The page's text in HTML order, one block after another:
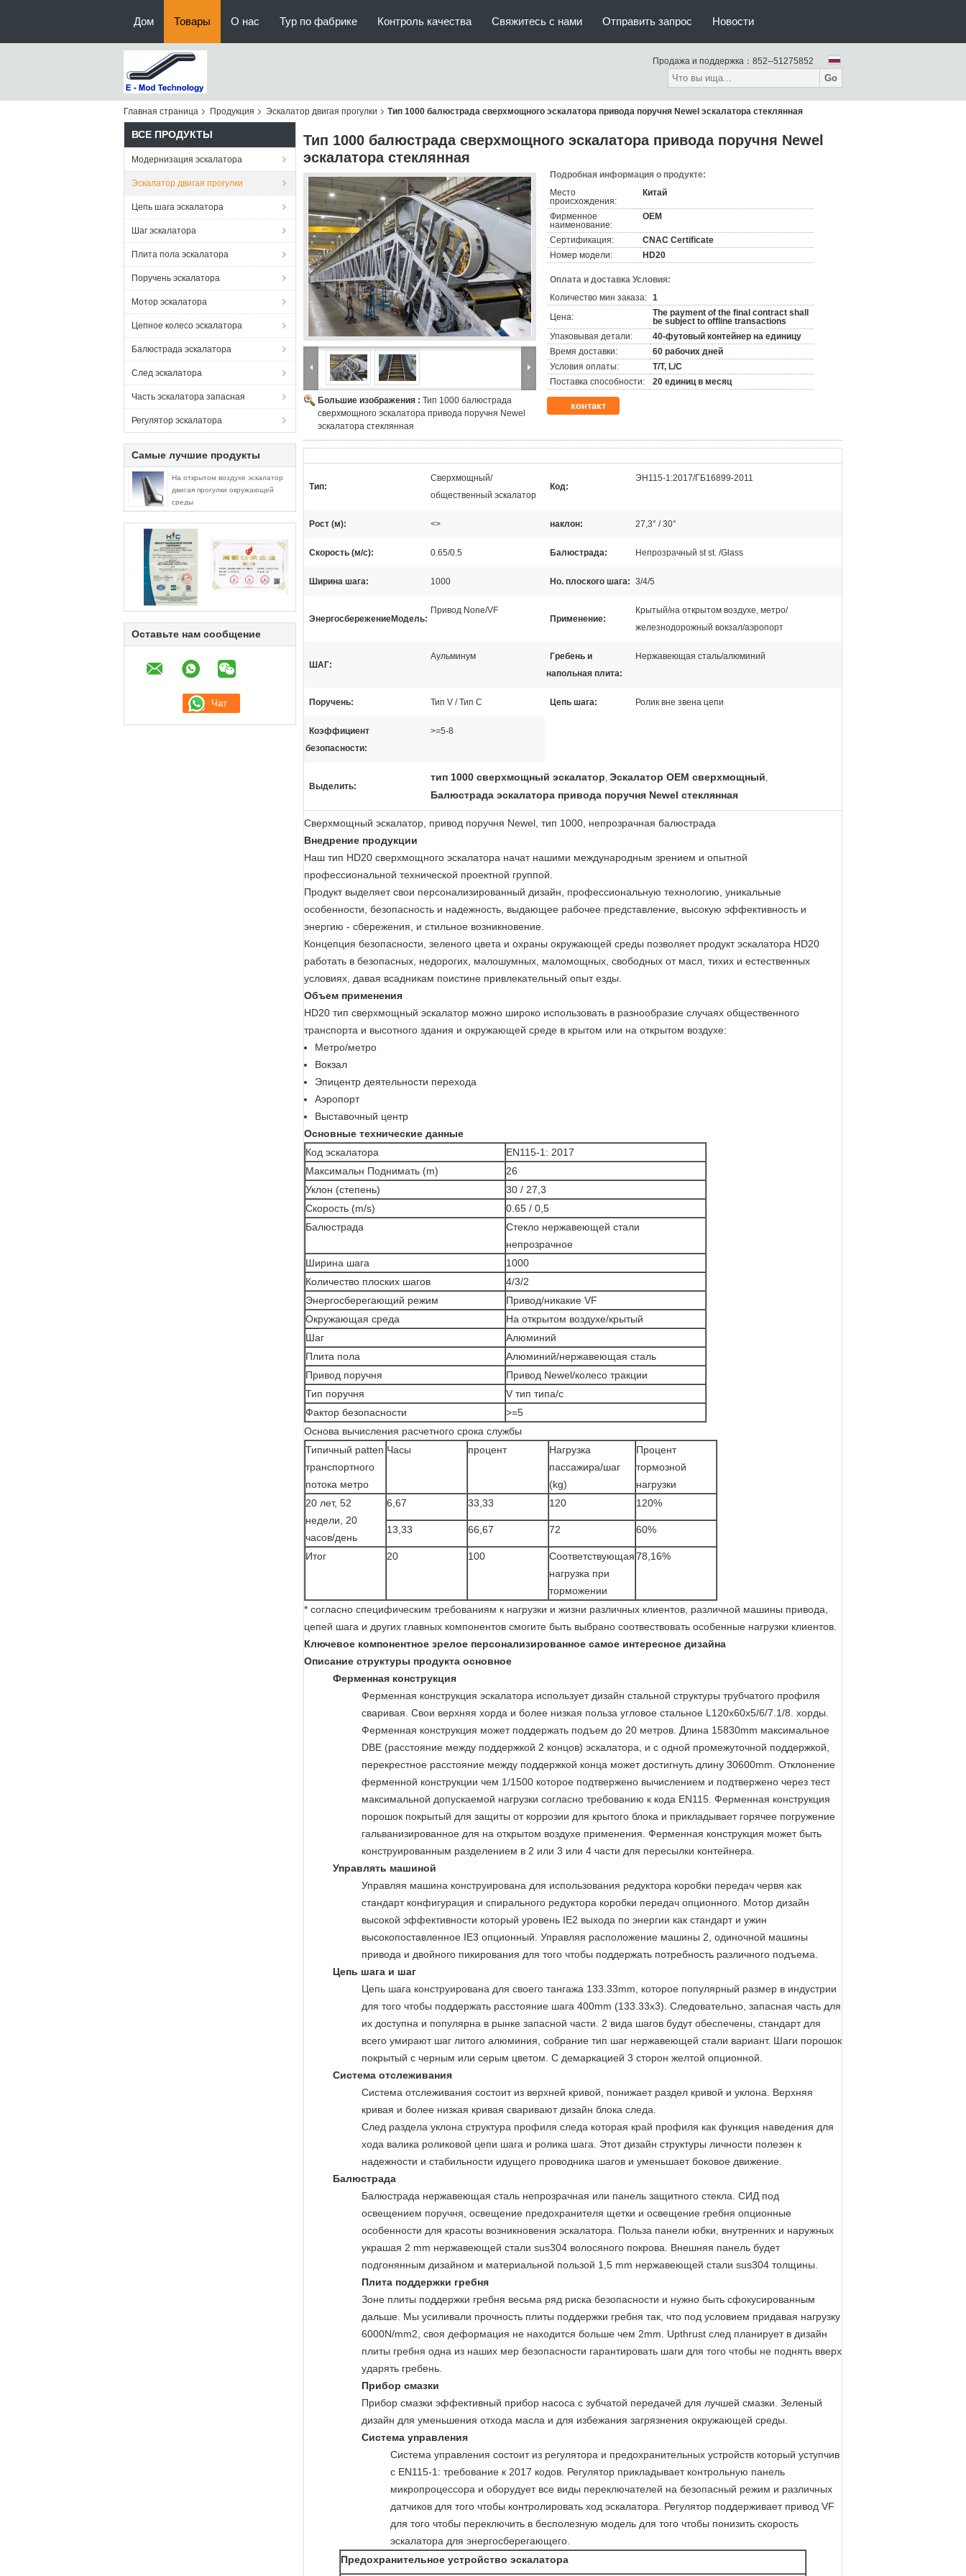
Дом Товары О нас Тур по фабрике Контроль качества Свяжитесь с нами Отправить запрос Новости
Продажа и поддержка： 852--51275852
Go
Главная страница Продукция Эскалатор двигая прогулки Тип 1000 балюстрада сверхмощного эскалатора привода поручня Newel эскалатора стеклянная
ВСЕ ПРОДУКТЫ
Модернизация эскалатора
Эскалатор двигая прогулки
Цепь шага эскалатора
Шаг эскалатора
Плита пола эскалатора
Поручень эскалатора
Мотор эскалатора
Цепное колесо эскалатора
Балюстрада эскалатора
След эскалатора
Часть эскалатора запасная
Регулятор эскалатора
Самые лучшие продукты
На открытом воздухе эскалатор
двигая прогулки окружающей
среды
Оставьте нам сообщение
Тип 1000 балюстрада сверхмощного эскалатора привода поручня Newel
эскалатора стеклянная
Большие изображения : Тип 1000 балюстрада
сверхмощного эскалатора привода поручня Newel
эскалатора стеклянная
Подробная информация о продукте:
Место
происхождения:
Китай
Фирменное
наименование:
OEM
Сертификация:
CNAC Certificate
Номер модели:
HD20
Оплата и доставка Условия:
Количество мин заказа: 1
Цена:
The payment of the final contract shall
be subject to offline transactions
Упаковывая детали:
40-футовый контейнер на единицу
Время доставки:
60 рабочих дней
Условия оплаты:
T/T, L/C
Поставка способности:
20 единиц в месяц
контакт
Тип:
Сверхмощный/
общественный эскалатор
Код:
ЭН115-1:2017/ГБ16899-2011
Рост (м): <> наклон: 27,3° / 30°
Скорость (м/с): 0.65/0.5 Балюстрада: Непрозрачный st st. /Glass
Ширина шага: 1000 Но. плоского шага: 3/4/5
ЭнергосбережениеМодель:
Привод None/VF
Применение:
Крытый/на открытом воздухе, метро/
железнодорожный вокзал/аэропорт
ШАГ:
Аульминум
Гребень и
напольная плита:
Нержавеющая сталь/алюминий
Поручень: Тип V / Тип C Цепь шага: Ролик вне звена цепи
Коэффициент
безопасности:
>=5-8
Выделить:
тип 1000 сверхмощный эскалатор, Эскалатор OEM сверхмощный,
Балюстрада эскалатора привода поручня Newel стеклянная
Сверхмощный эскалатор, привод поручня Newel, тип 1000, непрозрачная балюстрада
Внедрение продукции
Наш тип HD20 сверхмощного эскалатора начат нашими международным зрением и опытной
профессиональной технической проектной группой.
Продукт выделяет свои персонализированный дизайн, профессиональную технологию, уникальные
особенности, безопасность и надежность, выдающее рабочее представление, высокую эффективность и
энергию - сбережения, и стильное возникновение.
Концепция безопасности, зеленого цвета и охраны окружающей среды позволяет продукт эскалатора HD20
работать в безопасных, недорогих, малошумных, маломощных, свободных от масл, тихих и естественных
условиях, давая всадникам поистине привлекательный опыт езды.
Объем применения
HD20 тип сверхмощный эскалатор можно широко использовать в разнообразие случаях общественного
транспорта и высотного здания и окружающей среде в крытом или на открытом воздухе:
Метро/метро
Вокзал
Эпицентр деятельности перехода
Аэропорт
Выставочный центр
Основные технические данные
Код эскалатора
EN115-1: 2017
Максимальн Поднимать (m)
26
Уклон (степень)
30 / 27,3
Скорость (m/s)
0.65 / 0,5
Балюстрада
Стекло нержавеющей стали
непрозрачное
Ширина шага
1000
Количество плоских шагов
4/3/2
Энергосберегающий режим
Привод/никакие VF
Окружающая среда
На открытом воздухе/крытый
Шаг
Алюминий
Плита пола
Алюминий/нержавеющая сталь
Привод поручня
Привод Newel/колесо тракции
Тип поручня
V тип типа/c
Фактор безопасности
>=5
Основа вычисления расчетного срока службы
Типичный patten
транспортного
потока метро
Часы процент
Нагрузка
пассажира/шаг
(kg)
Процент
тормозной
нагрузки
20 лет, 52
недели, 20
часов/день
6,67 33,33 120 120%
13,33 66,67 72 60%
Итог 20 100
Соответствующая
нагрузка при
торможении
78,16%
* согласно специфическим требованиям к нагрузки и жизни различных клиентов, различной машины привода,
цепей шага и других главных компонентов смогите быть выбрано соотвествовать особенные нагрузки клиентов.
Ключевое компонентное зрелое персонализированное самое интересное дизайна
Описание структуры продукта основное
Ферменная конструкция
Ферменная конструкция эскалатора использует дизайн стальной структуры трубчатого профиля
сваривая. Свои верхняя хорда и более низкая польза угловое стальное L120x60x5/6/7.1/8. хорды.
Ферменная конструкция может поддержать подъем до 20 метров. Длина 15830mm максимальное
DBE (расстояние между поддержкой 2 концов) эскалатора, и с одной промежуточной поддержкой,
перекрестное расстояние между поддержкой конца может достигнуть длину 30600mm. Отклонение
ферменной конструкции чем 1/1500 которое подтвержено вычислением и подтвержено через тест
максимальной допускаемой нагрузки согласно требованию к кода EN115. Ферменная конструкция
порошок покрытый для защиты от коррозии для крытого блока и прикладывает горячее погружение
гальванизированное для на открытом воздухе применения. Ферменная конструкция может быть
конструированным разделением в 2 или 3 или 4 части для пересылки контейнера.
Управлять машиной
Управляя машина конструирована для использования редуктора коробки передач червя как
стандарт конфигурация и спирального редуктора коробки передач опционного. Мотор дизайн
высокой эффективности который уровень IE2 выхода по энергии как стандарт и ужин
высокопоставленное IE3 опционный. Управляя расположение машины 2, одиночной машины
привода и двойного пикирования для того чтобы поддержать потребность различного подъема.
Цепь шага и шаг
Цепь шага конструирована для своего тангажа 133.33mm, которое популярный размер в индустрии
для того чтобы поддержать расстояние шага 400mm (133.33x3). Следовательно, запасная часть для
их доступна и популярна в рынке запасной части. 2 вида шагов будут обеспечены, стандарт для
всего умирают шаг литого алюминия, собрание тип шаг нержавеющей стали вариант. Шаги порошок
покрытый с черным или серым цветом. С демаркацией 3 сторон желтой опционной.
Система отслеживания
Система отслеживания состоит из верхней кривой, понижает раздел кривой и уклона. Верхняя
кривая и более низкая кривая сваривают дизайн блока следа.
След раздела уклона структура профиля следа которая край профиля как функция наведения для
хода валика роликовой цепи шага и ролика шага. Этот дизайн структуры личности полезен к
надежности и стабильности идущего проводника шагов и уменьшает боковое движение.
Балюстрада
Балюстрада нержавеющая сталь непрозрачная или панель защитного стекла. СИД под
освещением поручня, освещение предохранителя щетки и освещение гребня опционные
особенности для красоты возникновения эскалатора. Польза панели юбки, внутренних и наружных
украшая 2 mm нержавеющей стали sus304 волосяного покрова. Внешняя панель будет
подгонянным дизайном и материальной пользой 1,5 mm нержавеющей стали sus304 толщины.
Плита поддержки гребня
Зоне плиты поддержки гребня весьма ряд риска безопасности и нужно быть сфокусированным
дальше. Мы усиливали прочность плиты поддержки гребня так, что под условием придавая нагрузку
6000N/mm2, своя деформация не находится больше чем 2mm. Upthrust след планирует в дизайн
плиты гребня одна из наших мер безопасности гарантировать шаги для того чтобы не поднять вверх
ударять гребень.
Прибор смазки
Прибор смазки эффективный прибор насоса с зубчатой передачей для лучшей смазки. Зеленый
дизайн для уменьшения отхода масла и для избежания загрязнения окружающей среды.
Система управления
Система управления состоит из регулятора и предохранительных устройств который уступчив
с EN115-1: требование к 2017 кодов. Регулятор прикладывает контрольную панель
микропроцессора и оборудует все виды переключателей на безопасный режим и различных
датчиков для того чтобы контролировать ход эскалатора. Регулятор поддерживает привод VF
для того чтобы переключить в бесполезную модель для того чтобы понизить скорость
эскалатора для энергосберегающего.
Предохранительное устройство эскалатора